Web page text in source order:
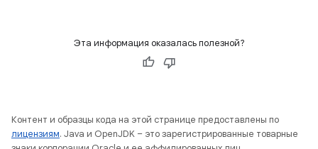
Эта информация оказалась полезной?
Контент и образцы кода на этой странице предоставлены по
лицензиям. Java и OpenJDK – это зарегистрированные товарные